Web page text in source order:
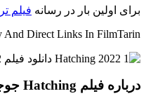
برای اولین بار در رسانه فیلم
And Direct Links In FilmTarin
درباره فیلم Hatching جوجه کشی